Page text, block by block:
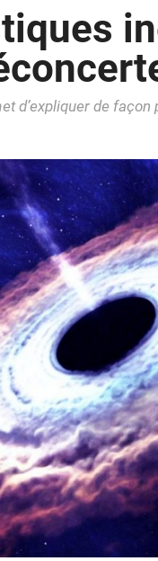
d’expliquer de façon